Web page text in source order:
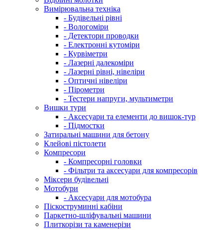
Вимірювальна техніка
- Будівельні рівні
- Вологоміри
- Детектори проводки
- Електронні кутоміри
- Курвіметри
- Лазерні далекоміри
- Лазерні рівні, нівеліри
- Оптичні нівеліри
- Пірометри
- Тестери напруги, мультиметри
Вишки тури
- Аксесуари та елементи до вишок-тур
- Підмостки
Затиральні машини для бетону
Клейові пістолети
Компресори
- Компресорні головки
- Фільтри та аксесуари для компресорів
Міксери будівельні
Мотобури
- Аксесуари для мотобура
Піскоструминні кабіни
Паркетно-шліфувальні машини
Плиткорізи та каменерізи